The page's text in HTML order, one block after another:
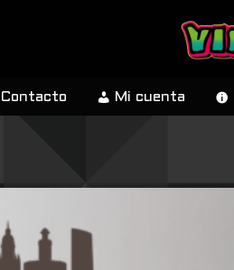
Contacto Mi cuenta